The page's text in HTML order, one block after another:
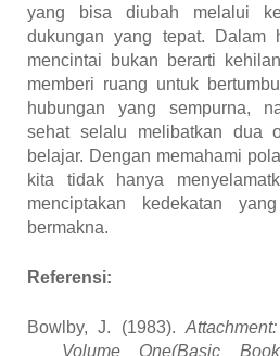
yang bisa diubah melalui
dukungan yang tepat. Dalam
mencintai bukan berarti
memberi ruang untuk
hubungan yang sempurna,
sehat selalu melibatkan dua
belajar. Dengan memahami
kita tidak hanya
menciptakan kedekatan
bermakna.
Referensi:
Bowlby, J. (1983).
Volume One(Basic